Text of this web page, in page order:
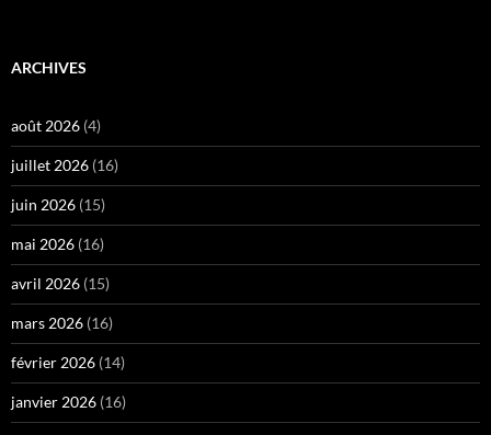
ARCHIVES
août 2026 (4)
juillet 2026 (16)
juin 2026 (15)
mai 2026 (16)
avril 2026 (15)
mars 2026 (16)
février 2026 (14)
janvier 2026 (16)